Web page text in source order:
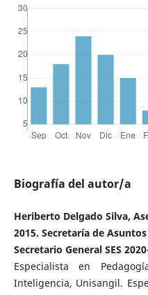
Biografía del autor/a
Heriberto Delgado Silva,
2015. Secretaría de
Secretario General SES
Especialista en
Inteligencia, Unisangil.